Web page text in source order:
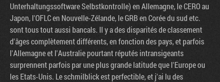
Unterhaltungssoftware Selbstkontrolle) en Allemagne, le CERO au
Japon, l'OFLC en Nouvelle-Zélande, le GRB en Corée du sud etc.
sont tous tout aussi bancals. Il y a des disparités de classement
d'âges complètement différents, en fonction des pays, et parfois
l'Allemagne et l'Australie pourtant réputés intransigeants
surprennent parfois par une plus grande latitude que l'Europe ou
les Etats-Unis. Le schmilblick est perfectible, et j'ai lu des